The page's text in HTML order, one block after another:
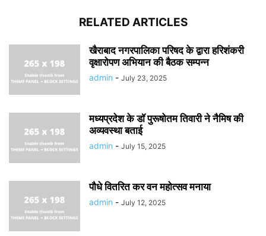
RELATED ARTICLES
खैराबाद नगरपालिका परिषद के द्वारा हरिशंकरी
वृक्षारोपण अभियान की बैठक सम्पन्न
admin - July 23, 2025
मध्यप्रदेश के डॉ पुरूषोतम तिवारी ने नैमिष की
अव्यवस्था बताई
admin - July 15, 2025
पौधे वितरित कर वन महोत्सव मनाया
admin - July 12, 2025